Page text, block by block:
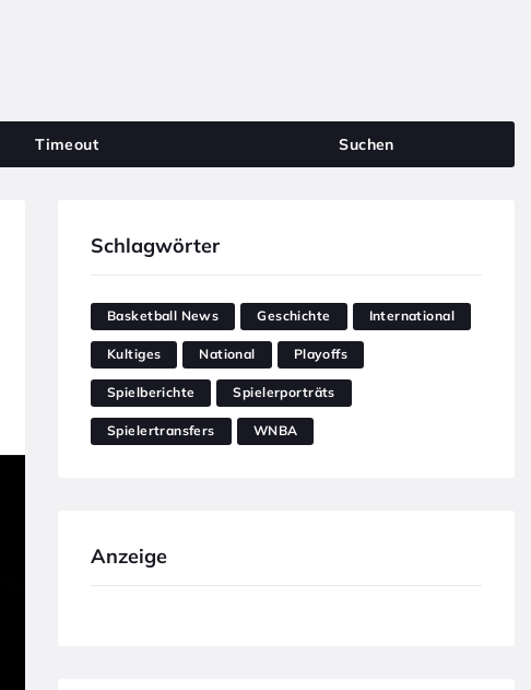
Timeout Suchen
Schlagwörter
Basketball News Geschichte International
Kultiges National Playoffs
Spielberichte Spielerporträts
Spielertransfers WNBA
Anzeige